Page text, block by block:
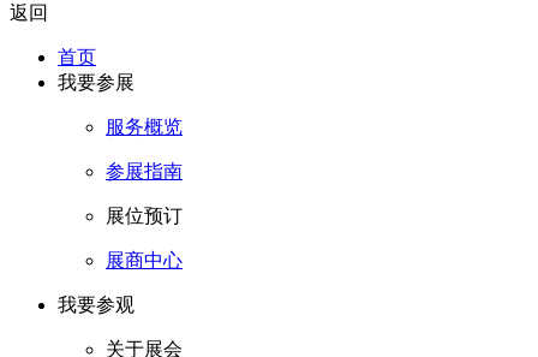
返回
首页
我要参展
服务概览
参展指南
展位预订
展商中心
我要参观
关于展会